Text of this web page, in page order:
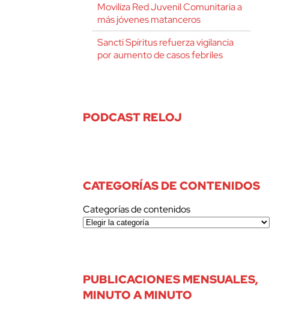
Moviliza Red Juvenil Comunitaria a
más jóvenes matanceros
Sancti Spíritus refuerza vigilancia
por aumento de casos febriles
PODCAST RELOJ
CATEGORÍAS DE CONTENIDOS
Categorías de contenidos
PUBLICACIONES MENSUALES,
MINUTO A MINUTO